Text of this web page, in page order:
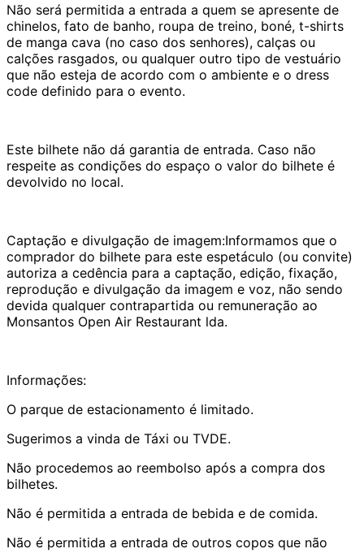
Não será permitida a entrada a quem se apresente de
chinelos, fato de banho, roupa de treino, boné, t-shirts
de manga cava (no caso dos senhores), calças ou
calções rasgados, ou qualquer outro tipo de vestuário
que não esteja de acordo com o ambiente e o dress
code definido para o evento.
Este bilhete não dá garantia de entrada. Caso não
respeite as condições do espaço o valor do bilhete é
devolvido no local.
Captação e divulgação de imagem:Informamos que o
comprador do bilhete para este espetáculo (ou convite)
autoriza a cedência para a captação, edição, fixação,
reprodução e divulgação da imagem e voz, não sendo
devida qualquer contrapartida ou remuneração ao
Monsantos Open Air Restaurant lda.
Informações:
O parque de estacionamento é limitado.
Sugerimos a vinda de Táxi ou TVDE.
Não procedemos ao reembolso após a compra dos
bilhetes.
Não é permitida a entrada de bebida e de comida.
Não é permitida a entrada de outros copos que não